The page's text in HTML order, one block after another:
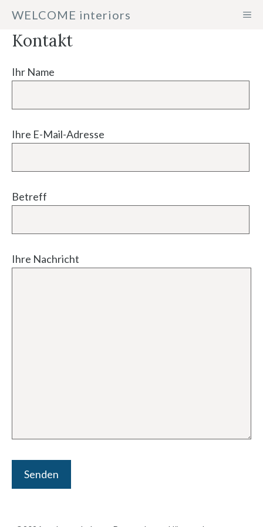
Zum
springen
WELCOME interiors
Kontakt
Ihr Name
Ihre E-Mail-Adresse
Betreff
Ihre Nachricht